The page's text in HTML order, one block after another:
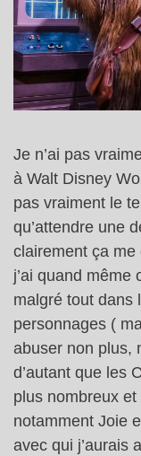
Je n’ai pas
à Walt Disney
pas vraiment le
qu’attendre une
clairement ça
j’ai quand même
malgré tout dans
personnages (
abuser non plus,
d’autant que les
plus nombreux et
notamment Joie
avec qui j’aurais